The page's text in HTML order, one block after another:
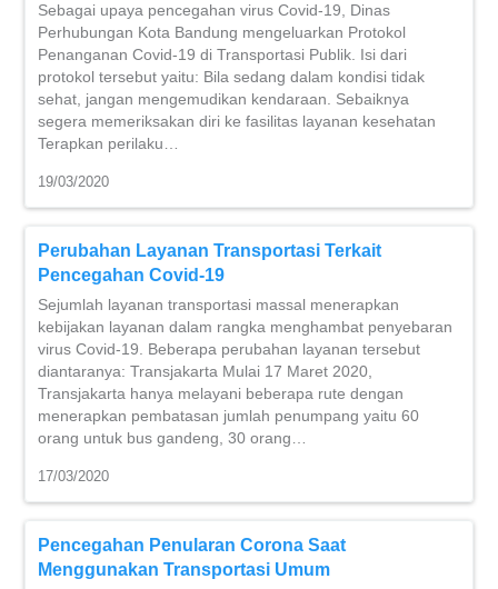
Sebagai upaya pencegahan virus Covid-19, Dinas
Perhubungan Kota Bandung mengeluarkan Protokol
Penanganan Covid-19 di Transportasi Publik. Isi dari
protokol tersebut yaitu: Bila sedang dalam kondisi tidak
sehat, jangan mengemudikan kendaraan. Sebaiknya
segera memeriksakan diri ke fasilitas layanan kesehatan
Terapkan perilaku…
19/03/2020
Perubahan Layanan Transportasi Terkait
Pencegahan Covid-19
Sejumlah layanan transportasi massal menerapkan
kebijakan layanan dalam rangka menghambat penyebaran
virus Covid-19. Beberapa perubahan layanan tersebut
diantaranya: Transjakarta Mulai 17 Maret 2020,
Transjakarta hanya melayani beberapa rute dengan
menerapkan pembatasan jumlah penumpang yaitu 60
orang untuk bus gandeng, 30 orang…
17/03/2020
Pencegahan Penularan Corona Saat
Menggunakan Transportasi Umum